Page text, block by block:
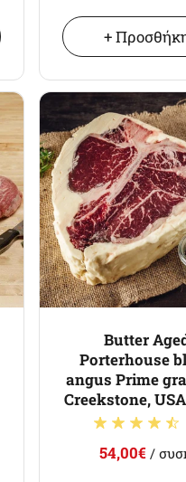
+
Butter
Porterhouse
angus Prime
Creekstone,
54,00€ /